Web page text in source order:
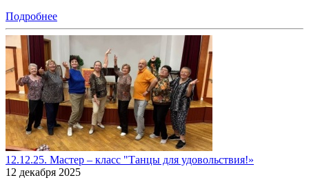
Подробнее
12.12.25. Мастер – класс "Танцы для удовольствия!»
12 декабря 2025